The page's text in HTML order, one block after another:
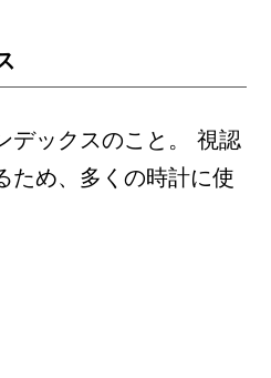
デックスのこと。 視認
ため、多くの時計に使